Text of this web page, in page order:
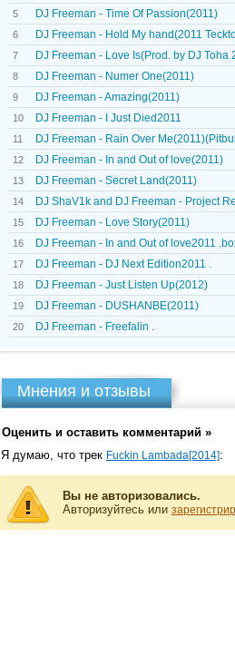
5
DJ Freeman - Time Of Passion(2011)
6
DJ Freeman - Hold My hand(2011
7
DJ Freeman - Love Is(Prod. by DJ Toha
8
DJ Freeman - Numer One(2011)
9
DJ Freeman - Amazing(2011)
10
DJ Freeman - I Just Died2011
11
DJ Freeman - Rain Over
12
DJ Freeman - In and Out of love(2011)
13
DJ Freeman - Secret Land(2011)
14
DJ ShaV1k and DJ Freeman - Project
15
DJ Freeman - Love Story(2011)
16
DJ Freeman - In and Out of love2011
17
DJ Freeman - DJ Next Edition2011 .
18
DJ Freeman - Just Listen Up(2012)
19
DJ Freeman - DUSHANBE(2011)
20
DJ Freeman - Freefalin .
Мнения и отзывы
Оценить и оставить комментарий »
Я думаю, что трек Fuckin Lambada[2014]:
Вы не авторизовались.
Авторизуйтесь или